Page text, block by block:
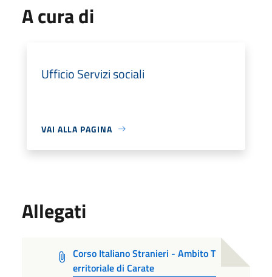
A cura di
Ufficio Servizi sociali
VAI ALLA PAGINA
Allegati
Corso Italiano Stranieri - Ambito T
erritoriale di Carate